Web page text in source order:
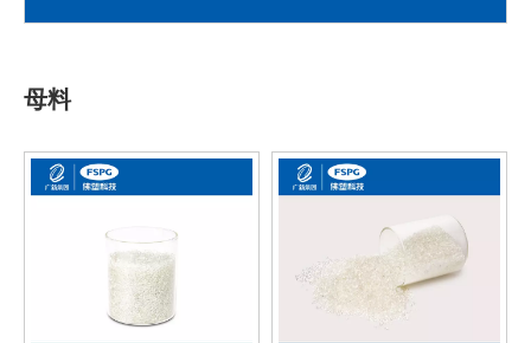
母料